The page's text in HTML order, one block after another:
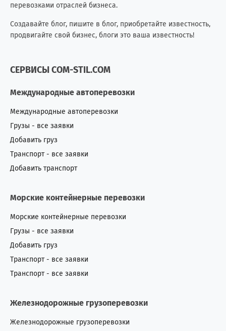
перевозками отраслей бизнеса.
Создавайте блог, пишите в блог, приобретайте известность,
продвигайте свой бизнес, блоги это ваша известность!
СЕРВИСЫ COM-STIL.COM
Международные автоперевозки
Международные автоперевозки
Грузы - все заявки
Добавить груз
Транспорт - все заявки
Добавить транспорт
Морские контейнерные перевозки
Морские контейнерные перевозки
Грузы - все заявки
Добавить груз
Транспорт - все заявки
Транспорт - все заявки
Железнодорожные грузоперевозки
Железнодорожные грузоперевозки